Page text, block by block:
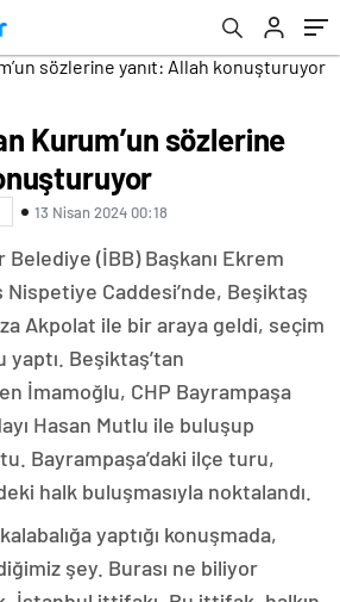
Kurum’un sözlerine
13 Nisan 2024 00:18
(İBB) Başkanı Ekrem
Caddesi’nde, Beşiktaş
Akpolat ile bir araya geldi, seçim
Beşiktaş’tan
İmamoğlu, CHP Bayrampaşa
Hasan Mutlu ile buluşup
Bayrampaşa’daki ilçe turu,
halk buluşmasıyla noktalandı.
yaptığı konuşmada,
şey. Burası ne biliyor